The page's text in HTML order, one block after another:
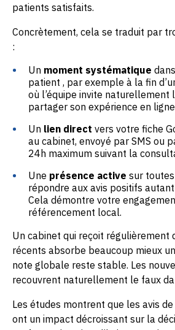
patients satisfaits.
Concrètement, cela se traduit par
:
Un moment systématique
patient , par exemple à la fin
où l’équipe invite naturellement
partager son expérience en
Un lien direct vers votre fiche
au cabinet, envoyé par SMS ou
24h maximum suivant la
Une présence active sur
répondre aux avis positifs autant
Cela démontre votre
référencement local.
Un cabinet qui reçoit régulièrement
récents absorbe beaucoup mieux
note globale reste stable. Les
recouvrent naturellement le faux
Les études montrent que les avis
ont un impact décroissant sur la